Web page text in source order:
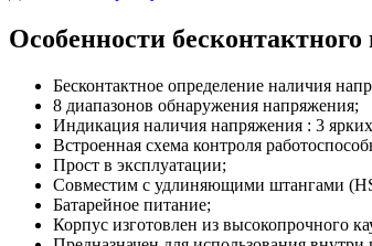
Особенности
Бесконтактное определение наличия
8 диапазонов обнаружения напряжения;
Индикация наличия напряжения : 3
Встроенная схема контроля
Прост в эксплуатации;
Совместим с удлиняющими штангами
Батарейное питание;
Корпус изготовлен из высокопрочного